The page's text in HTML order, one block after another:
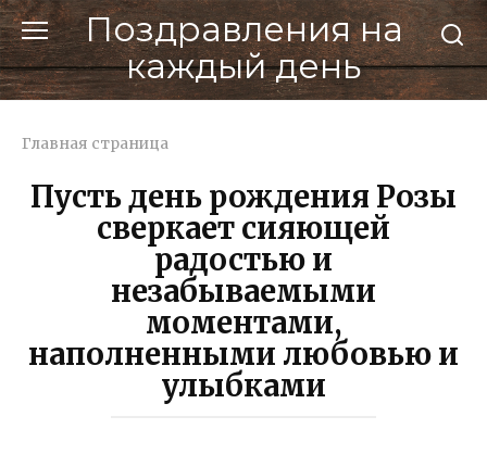
Перейти
к
контенту
Поздравления на
каждый день
Главная страница
Пусть день рождения Розы
сверкает сияющей
радостью и
незабываемыми
моментами,
наполненными любовью и
улыбками